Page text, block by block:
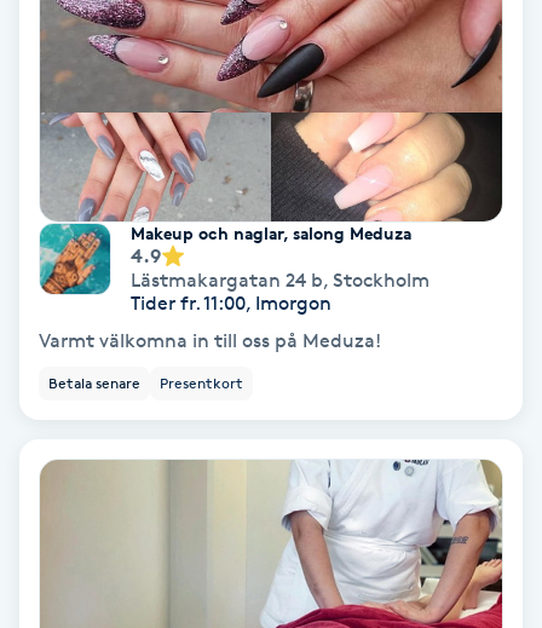
Enzympeeling
Extensions
Extensions borttagning
Eyeliner-tatuering
Face framing
Makeup och naglar, salong Meduza
4.9
Lästmakargatan 24 b, Stockholm
Tider fr. 11:00, Imorgon
Varmt välkomna in till oss på Meduza!
Betala senare Presentkort